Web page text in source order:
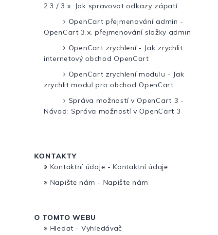
2.3 / 3.x. Jak spravovat odkazy zápatí
OpenCart přejmenování admin -
OpenCart 3.x. přejmenování složky admin
OpenCart zrychlení - Jak zrychlit
internetový obchod OpenCart
OpenCart zrychlení modulu - Jak
zrychlit modul pro obchod OpenCart
Správa možností v OpenCart 3 -
Návod: Správa možností v OpenCart 3
KONTAKTY
Kontaktní údaje - Kontaktní údaje
Napište nám - Napište nám
O TOMTO WEBU
Hledat - Vyhledávač